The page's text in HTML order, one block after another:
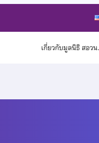
เกี่ยวกับมูลนิธิ สอวน.